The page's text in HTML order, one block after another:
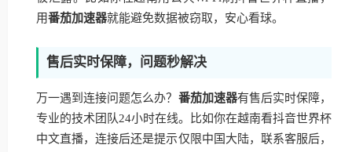
用番茄加速器就能避免数据被窃取，安心看球。
售后实时保障，问题秒解决
万一遇到连接问题怎么办？ 番茄加速器有售后实时保障，
专业的技术团队24小时在线。比如你在越南看抖音世界杯
中文直播，连接后还是提示仅限中国大陆，联系客服后，